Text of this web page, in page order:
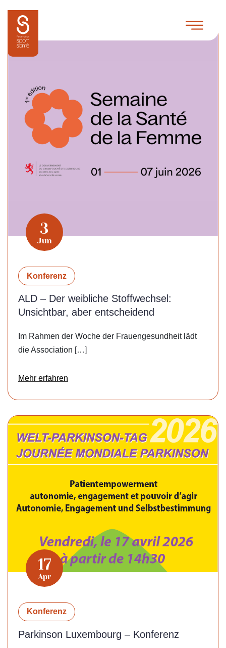
3
Jun
Konferenz
ALD – Der weibliche Stoffwechsel:
Unsichtbar, aber entscheidend
Im Rahmen der Woche der Frauengesundheit lädt
die Association […]
Mehr erfahren
17
Apr
Konferenz
Parkinson Luxembourg – Konferenz